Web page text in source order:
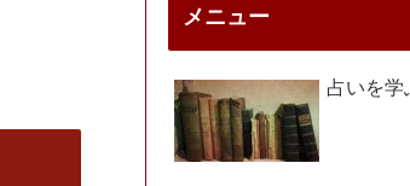
メニュー
占いを学